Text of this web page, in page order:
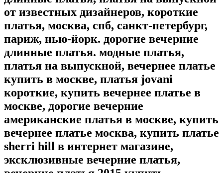
от известных дизайнеров, короткие
платья, москва, спб, санкт-петербург,
париж, нью-йорк. дорогие вечерние
длинные платья. модные платья,
платья на выпускной, вечернее платье
купить в москве, платья jovani
короткие, купить вечернее платье в
москве, дорогие вечерние
американские платья в москве, купить
вечернее платье москва, купить платье
sherri hill в интернет магазине,
эксклюзивные вечерние платья,